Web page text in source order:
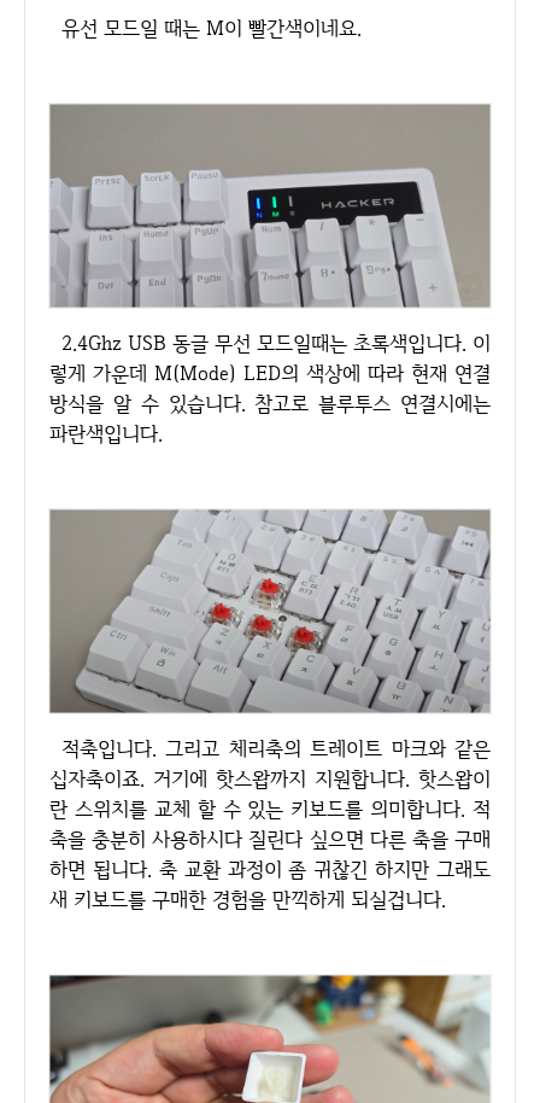
유선 모드일 때는 M이 빨간색이네요.
2.4Ghz USB 동글 무선 모드일때는 초록색입니다. 이
렇게 가운데 M(Mode) LED의 색상에 따라 현재 연결
방식을 알 수 있습니다. 참고로 블루투스 연결시에는
파란색입니다.
적축입니다. 그리고 체리축의 트레이트 마크와 같은
십자축이죠. 거기에 핫스왑까지 지원합니다. 핫스왑이
란 스위치를 교체 할 수 있는 키보드를 의미합니다. 적
축을 충분히 사용하시다 질린다 싶으면 다른 축을 구매
하면 됩니다. 축 교환 과정이 좀 귀찮긴 하지만 그래도
새 키보드를 구매한 경험을 만끽하게 되실겁니다.